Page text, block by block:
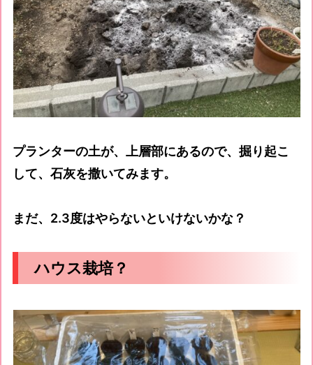
プランターの土が、上層部にあるので、掘り起こ
して、石灰を撒いてみます。
まだ、2.3度はやらないといけないかな？
ハウス栽培？